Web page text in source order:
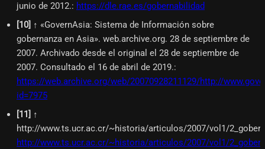
junio de 2012.: https://dle.rae.es/gobernabilidad
10] ↑ «GovernAsia: Sistema de Información sobre
gobernanza en Asia». web.archive.org. 28 de septiembre de
2007. Archivado desde el original el 28 de septiembre de
2007. Consultado el 16 de abril de 2019.:
https://web.archive.org/web/20070928211129/http://
id=7975
11
↑
http://www.ts.ucr.ac.cr/~historia/articulos/2007/vol1/
http://www.ts.ucr.ac.cr/~historia/articulos/2007/vol1/